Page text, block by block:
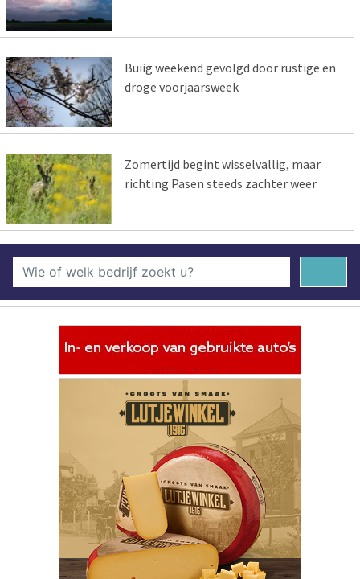
Buiig weekend gevolgd door rustige en
droge voorjaarsweek
Zomertijd begint wisselvallig, maar
richting Pasen steeds zachter weer